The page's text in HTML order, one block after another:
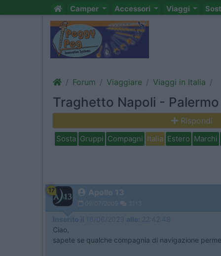
Camper Accessori Viaggi
Forum Viaggiare Viaggi in Italia
Traghetto Napoli -
Rispondi
Sosta Gruppi Compagni Italia Estero Marchi
17 Apollo 13
09/07/2009 3113
Inserito il 16/06/2023 alle: 22:42:48
Ciao,
sapete se qualche compagnia di navigazione